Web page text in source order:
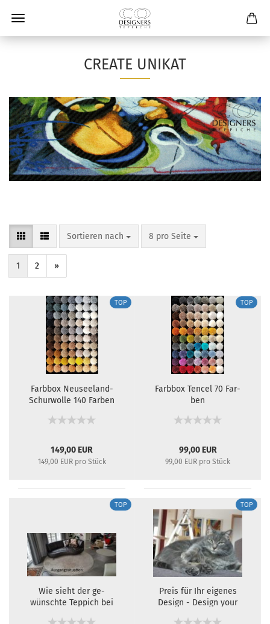
CREATE UNIKAT
Sortieren nach 8 pro Seite
1 2 »
TOP
Farb­box Neuseeland-​​
Schur­wol­le 140 Far­ben
149,00 EUR
149,00 EUR pro Stück
TOP
Farb­box Ten­cel 70 Far­
ben
99,00 EUR
99,00 EUR pro Stück
TOP
Wie sieht der ge­
wünsch­te Tep­pich bei
TOP
Preis für Ihr ei­ge­nes
De­sign - De­sign your